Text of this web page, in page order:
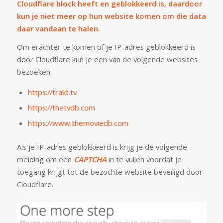
Cloudflare block heeft en geblokkeerd is, daardoor
kun je niet meer op hun website komen om die data
daar vandaan te halen.
Om erachter te komen of je IP-adres geblokkeerd is
door Cloudflare kun je een van de volgende websites
bezoeken:
https://trakt.tv
https://thetvdb.com
https://www.themoviedb.com
Als je IP-adres geblokkeerd is krijg je de volgende
melding om een CAPTCHAin te vullen voordat je
toegang krijgt tot de bezochte website beveiligd door
Cloudflare.